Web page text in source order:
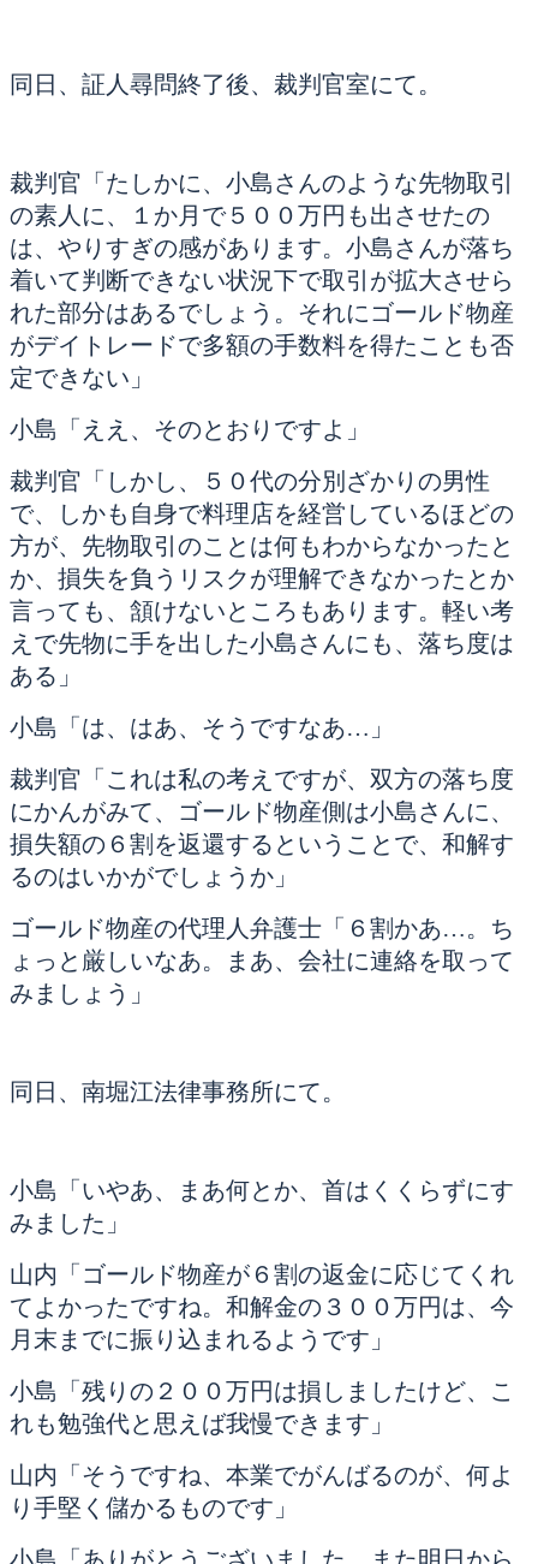
同日、証人尋問終了後、裁判官室にて。
裁判官「たしかに、小島さんのような先物取引
の素人に、１か月で５００万円も出させたの
は、やりすぎの感があります。小島さんが落ち
着いて判断できない状況下で取引が拡大させら
れた部分はあるでしょう。それにゴールド物産
がデイトレードで多額の手数料を得たことも否
定できない」
小島「ええ、そのとおりですよ」
裁判官「しかし、５０代の分別ざかりの男性
で、しかも自身で料理店を経営しているほどの
方が、先物取引のことは何もわからなかったと
か、損失を負うリスクが理解できなかったとか
言っても、頷けないところもあります。軽い考
えで先物に手を出した小島さんにも、落ち度は
ある」
小島「は、はあ、そうですなあ…」
裁判官「これは私の考えですが、双方の落ち度
にかんがみて、ゴールド物産側は小島さんに、
損失額の６割を返還するということで、和解す
るのはいかがでしょうか」
ゴールド物産の代理人弁護士「６割かあ…。ち
ょっと厳しいなあ。まあ、会社に連絡を取って
みましょう」
同日、南堀江法律事務所にて。
小島「いやあ、まあ何とか、首はくくらずにす
みました」
山内「ゴールド物産が６割の返金に応じてくれ
てよかったですね。和解金の３００万円は、今
月末までに振り込まれるようです」
小島「残りの２００万円は損しましたけど、こ
れも勉強代と思えば我慢できます」
山内「そうですね、本業でがんばるのが、何よ
り手堅く儲かるものです」